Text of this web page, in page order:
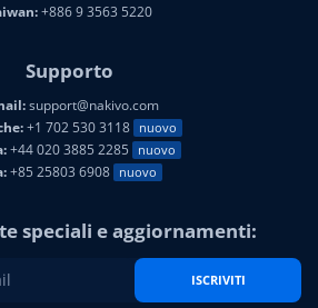
+886 9 3563 5220
Supporto
support@nakivo.com
+1 702 530 3118 nuovo
+44 020 3885 2285 nuovo
+85 25803 6908 nuovo
speciali e aggiornamenti:
ISCRIVITI